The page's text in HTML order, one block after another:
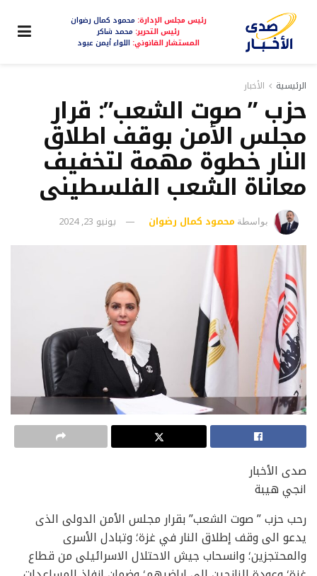
رئيس مجلس الإدارة: محمود كمال رضوان
رئيس التحرير: محمد شاكر
المستشار القانوني: اللواء أيمن عبود
الرئيسية الأخبار
حزب ” صوت الشعب”: قرار
مجلس الأمن بوقف اطلاق
النار خطوة مهمة لتخفيف
معاناة الشعب الفلسطينى
بواسطة محمود كمال رضوان يونيو 23, 2024
صدى الأخبار
انجي هيبة
رحب حزب ” صوت الشعب” بقرار مجلس الأمن الدولى الذى
يدعو الى وقف إطلاق النار في غزة؛ وتبادل الأسرى
والمحتجزين؛ وانسحاب جيش الاحتلال الاسرائيلى من قطاع